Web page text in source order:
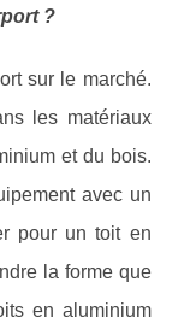
?
sur le marché.
les matériaux
et du bois.
avec un
pour un toit en
la forme que
en aluminium